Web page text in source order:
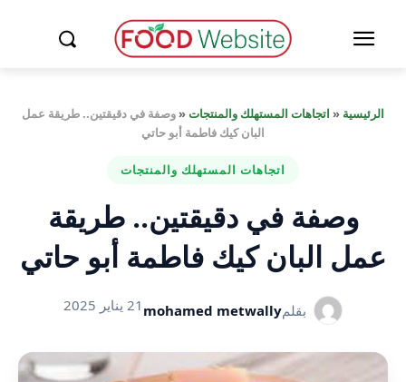
الرئيسية « اتجاهات المستهلك والمنتجات«وصفة في دقيقتين.. طريقة عمل
البان كيك فاطمة أبو حاتي
اتجاهات المستهلك والمنتجات
وصفة في دقيقتين.. طريقة
عمل البان كيك فاطمة أبو حاتي
بقلمmohamed metwally 21 يناير 2025